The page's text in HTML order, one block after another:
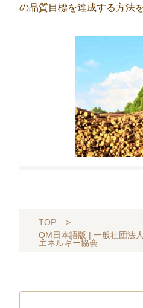
の品質目標を達成する方法
TOP
>
QM日本語版 | 一般社団法
エネルギー協会